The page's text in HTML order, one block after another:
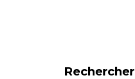
Rechercher